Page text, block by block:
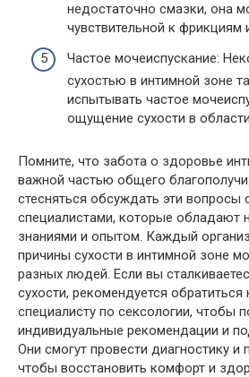
недостаточно смазки, она
чувствительной к фрикциям
Частое мочеиспускание:
сухостью в интимной зоне
испытывать частое
ощущение сухости в
Помните, что забота о здоровье
важной частью общего
стесняться обсуждать эти вопросы
специалистами, которые обладают
знаниями и опытом. Каждый
причины сухости в интимной зоне
разных людей. Если вы
сухости, рекомендуется обратиться
специалисту по сексологии, чтобы
индивидуальные рекомендации и
Они смогут провести диагностику
чтобы восстановить комфорт и